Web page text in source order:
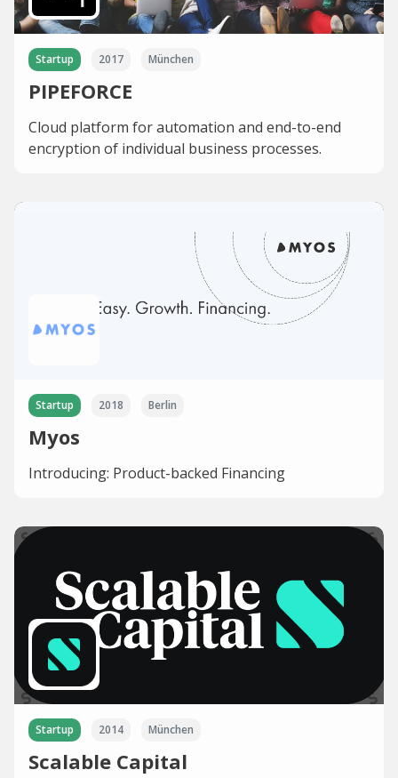
Startup 2017 München
PIPEFORCE
Cloud platform for automation and end-to-end
encryption of individual business processes.
Startup 2018 Berlin
Myos
Introducing: Product-backed Financing
Startup 2014 München
Scalable Capital